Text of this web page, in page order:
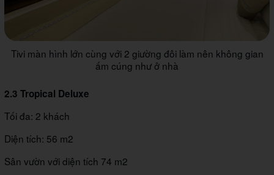
Tivi màn hình lớn cùng với 2 giường đôi làm nên không gian
ấm cúng như ở nhà
2.3 Tropical Deluxe
Tối đa: 2 khách
Diện tích: 56 m2
Sân vườn với diện tích 74 m2